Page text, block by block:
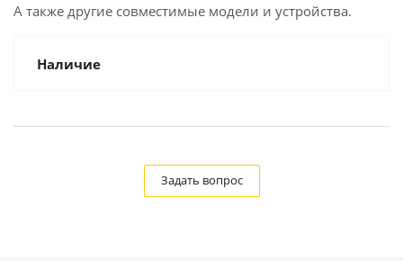
А также другие совместимые модели и устройства.
Наличие
Задать вопрос